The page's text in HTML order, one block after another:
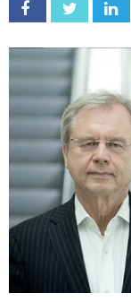
Facebook Twitter